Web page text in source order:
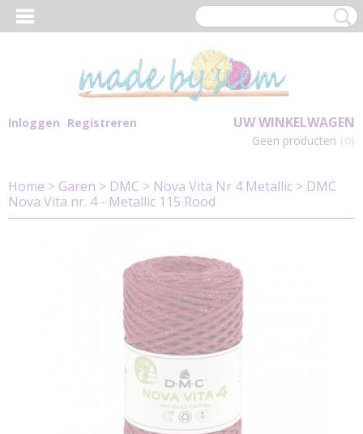
Inloggen Registreren UW WINKELWAGEN
Geen producten (0)
Home > Garen > DMC > Nova Vita Nr 4 Metallic > DMC
Nova Vita nr. 4 - Metallic 115 Rood